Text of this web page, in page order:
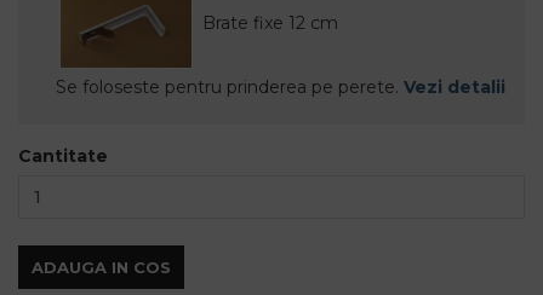
Cantitate
ADAUGA IN COS
Brate fixe 12 cm
Se foloseste pentru prinderea pe perete. Vezi detalii